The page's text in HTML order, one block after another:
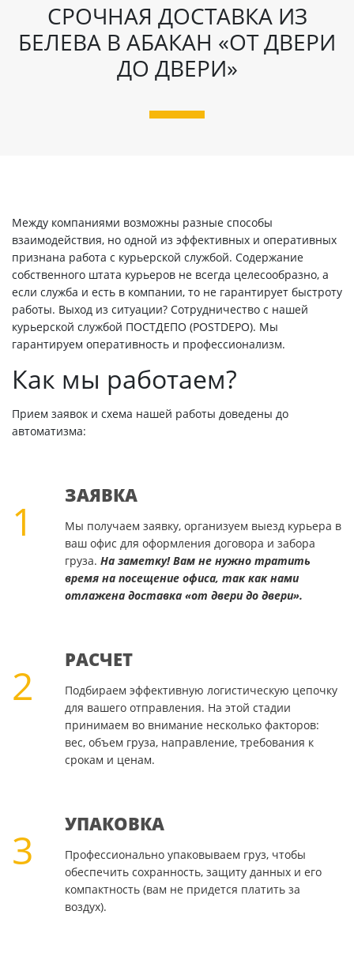
СРОЧНАЯ ДОСТАВКА ИЗ
БЕЛЕВА В АБАКАН «ОТ ДВЕРИ
ДО ДВЕРИ»
Между компаниями возможны разные способы
взаимодействия, но одной из эффективных и оперативных
признана работа с курьерской службой. Содержание
собственного штата курьеров не всегда целесообразно, а
если служба и есть в компании, то не гарантирует быстроту
работы. Выход из ситуации? Сотрудничество с нашей
курьерской службой ПОСТДЕПО (POSTDEPO). Мы
гарантируем оперативность и профессионализм.
Как мы работаем?
Прием заявок и схема нашей работы доведены до
автоматизма:
1
ЗАЯВКА
Мы получаем заявку, организуем выезд курьера в
ваш офис для оформления договора и забора
груза. На заметку! Вам не нужно тратить
время на посещение офиса, так как нами
отлажена доставка «от двери до двери».
2
РАСЧЕТ
Подбираем эффективную логистическую цепочку
для вашего отправления. На этой стадии
принимаем во внимание несколько факторов:
вес, объем груза, направление, требования к
срокам и ценам.
3
УПАКОВКА
Профессионально упаковываем груз, чтобы
обеспечить сохранность, защиту данных и его
компактность (вам не придется платить за
воздух).